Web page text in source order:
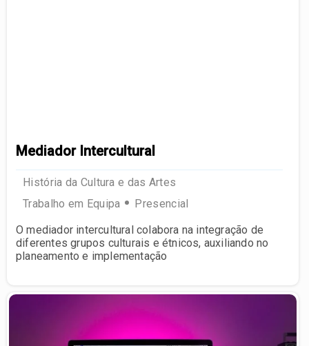
Mediador Intercultural
História da Cultura e das Artes
Trabalho em Equipa
Presencial
O mediador intercultural colabora na integração de
diferentes grupos culturais e étnicos, auxiliando no
planeamento e implementação